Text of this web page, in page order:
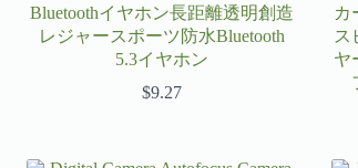
Bluetoothイヤホン長距離透明創造
レジャースポーツ防水Bluetooth
5.3イヤホン
$9.27
カ
ス
ヤ